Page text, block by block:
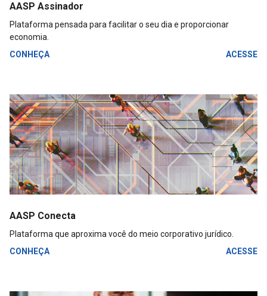
AASP Assinador
Plataforma pensada para facilitar o seu dia e proporcionar
economia.
CONHEÇA
ACESSE
AASP Conecta
Plataforma que aproxima você do meio corporativo jurídico.
CONHEÇA
ACESSE